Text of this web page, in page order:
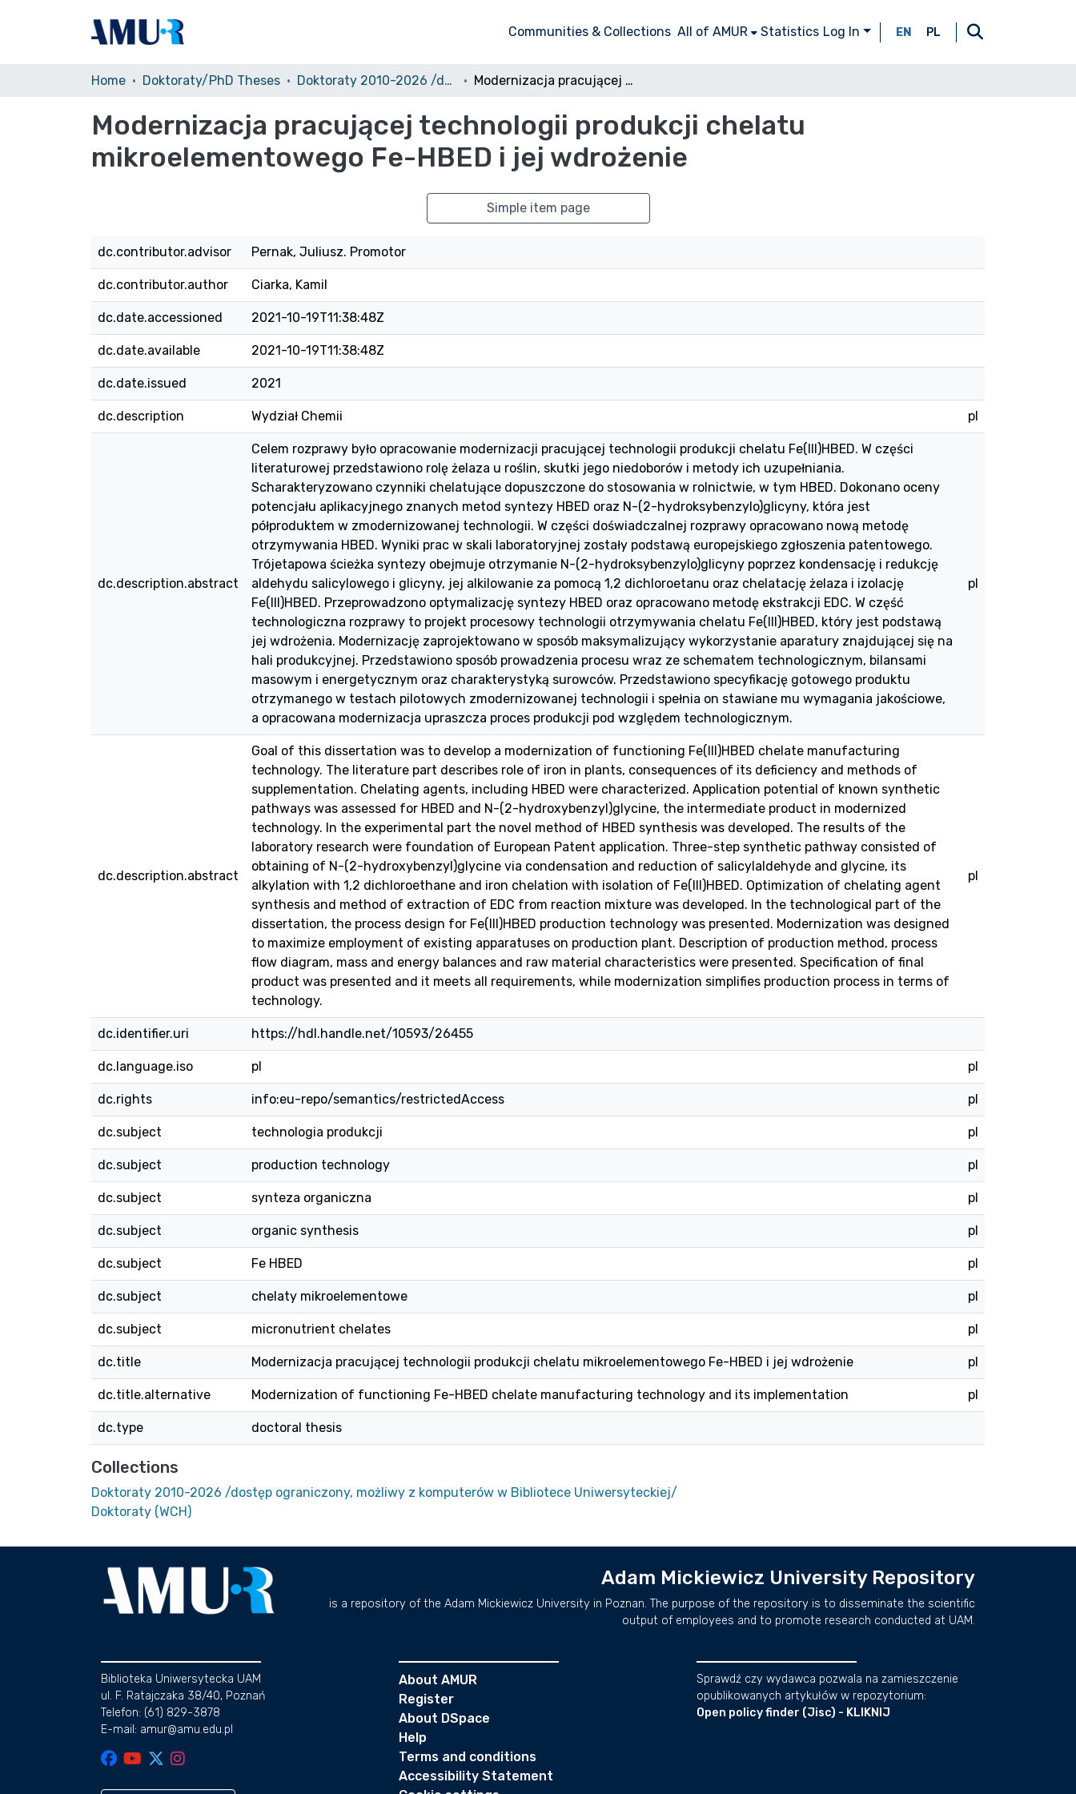
Communities & Collections All of AMUR Statistics Log In EN PL
Home Doktoraty/PhD Theses Doktoraty 2010-2026 /dostęp ograniczony, możliwy z komputerów w Bibliotece Uniwersyteckiej/ Modernizacja pracującej technologii produkcji chelatu mikroelementowego Fe-HBED i jej wdrożenie
Modernizacja pracującej technologii produkcji chelatu
mikroelementowego Fe-HBED i jej wdrożenie
Simple item page
dc.contributor.advisor Pernak, Juliusz. Promotor
dc.contributor.author Ciarka, Kamil
dc.date.accessioned 2021-10-19T11:38:48Z
dc.date.available 2021-10-19T11:38:48Z
dc.date.issued 2021
dc.description Wydział Chemii pl
dc.description.abstract
Celem rozprawy było opracowanie modernizacji pracującej technologii produkcji chelatu Fe(III)HBED. W części
literaturowej przedstawiono rolę żelaza u roślin, skutki jego niedoborów i metody ich uzupełniania.
Scharakteryzowano czynniki chelatujące dopuszczone do stosowania w rolnictwie, w tym HBED. Dokonano oceny
potencjału aplikacyjnego znanych metod syntezy HBED oraz N-(2-hydroksybenzylo)glicyny, która jest
półproduktem w zmodernizowanej technologii. W części doświadczalnej rozprawy opracowano nową metodę
otrzymywania HBED. Wyniki prac w skali laboratoryjnej zostały podstawą europejskiego zgłoszenia patentowego.
Trójetapowa ścieżka syntezy obejmuje otrzymanie N-(2-hydroksybenzylo)glicyny poprzez kondensację i redukcję
aldehydu salicylowego i glicyny, jej alkilowanie za pomocą 1,2 dichloroetanu oraz chelatację żelaza i izolację
Fe(III)HBED. Przeprowadzono optymalizację syntezy HBED oraz opracowano metodę ekstrakcji EDC. W część
technologiczna rozprawy to projekt procesowy technologii otrzymywania chelatu Fe(III)HBED, który jest podstawą
jej wdrożenia. Modernizację zaprojektowano w sposób maksymalizujący wykorzystanie aparatury znajdującej się na
hali produkcyjnej. Przedstawiono sposób prowadzenia procesu wraz ze schematem technologicznym, bilansami
masowym i energetycznym oraz charakterystyką surowców. Przedstawiono specyfikację gotowego produktu
otrzymanego w testach pilotowych zmodernizowanej technologii i spełnia on stawiane mu wymagania jakościowe,
a opracowana modernizacja upraszcza proces produkcji pod względem technologicznym.
pl
dc.description.abstract
Goal of this dissertation was to develop a modernization of functioning Fe(III)HBED chelate manufacturing
technology. The literature part describes role of iron in plants, consequences of its deficiency and methods of
supplementation. Chelating agents, including HBED were characterized. Application potential of known synthetic
pathways was assessed for HBED and N-(2-hydroxybenzyl)glycine, the intermediate product in modernized
technology. In the experimental part the novel method of HBED synthesis was developed. The results of the
laboratory research were foundation of European Patent application. Three-step synthetic pathway consisted of
obtaining of N-(2-hydroxybenzyl)glycine via condensation and reduction of salicylaldehyde and glycine, its
alkylation with 1,2 dichloroethane and iron chelation with isolation of Fe(III)HBED. Optimization of chelating agent
synthesis and method of extraction of EDC from reaction mixture was developed. In the technological part of the
dissertation, the process design for Fe(III)HBED production technology was presented. Modernization was designed
to maximize employment of existing apparatuses on production plant. Description of production method, process
flow diagram, mass and energy balances and raw material characteristics were presented. Specification of final
product was presented and it meets all requirements, while modernization simplifies production process in terms of
technology.
pl
dc.identifier.uri https://hdl.handle.net/10593/26455
dc.language.iso pl pl
dc.rights info:eu-repo/semantics/restrictedAccess pl
dc.subject technologia produkcji pl
dc.subject production technology pl
dc.subject synteza organiczna pl
dc.subject organic synthesis pl
dc.subject Fe HBED pl
dc.subject chelaty mikroelementowe pl
dc.subject micronutrient chelates pl
dc.title Modernizacja pracującej technologii produkcji chelatu mikroelementowego Fe-HBED i jej wdrożenie pl
dc.title.alternative Modernization of functioning Fe-HBED chelate manufacturing technology and its implementation pl
dc.type doctoral thesis
Collections
Doktoraty 2010-2026 /dostęp ograniczony, możliwy z komputerów w Bibliotece Uniwersyteckiej/
Doktoraty (WCH)
Adam Mickiewicz University Repository
is a repository of the Adam Mickiewicz University in Poznan. The purpose of the repository is to disseminate the scientific
output of employees and to promote research conducted at UAM.
Biblioteka Uniwersytecka UAM
ul. F. Ratajczaka 38/40, Poznań
Telefon: (61) 829-3878
E-mail: amur@amu.edu.pl
About AMUR
Register
About DSpace
Help
Terms and conditions
Accessibility Statement
Sprawdź czy wydawca pozwala na zamieszczenie
opublikowanych artykułów w repozytorium:
Open policy finder (Jisc) - KLIKNIJ